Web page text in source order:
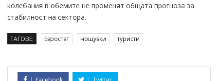
колебания в обемите не променят общата прогноза за
стабилност на сектора.
ТАГОВЕ: Евростат нощувки туристи